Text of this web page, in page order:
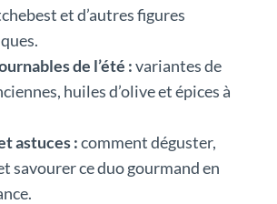
et d’autres figures
de l’été :variantes de
huiles d’olive et épices à
astuces :comment déguster,
savourer ce duo gourmand en